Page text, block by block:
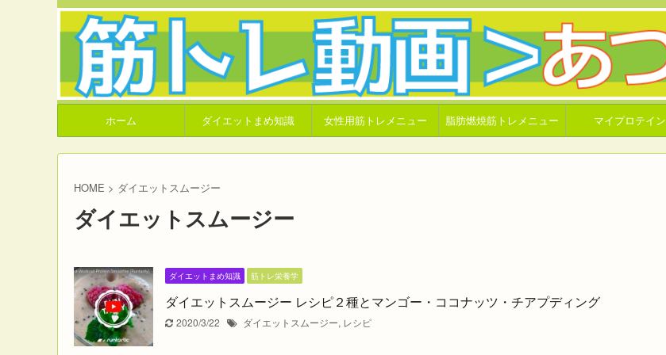
ホーム ダイエットまめ知識 女性用筋トレメニュー 脂肪燃焼筋トレメニュー マイプロテイン
HOME > ダイエットスムージー
ダイエットスムージー
ダイエットまめ知識 筋トレ栄養学
ダイエットスムージー レシピ２種とマンゴー・ココナッツ・チアプディング
2020/3/22 ダイエットスムージー, レシピ